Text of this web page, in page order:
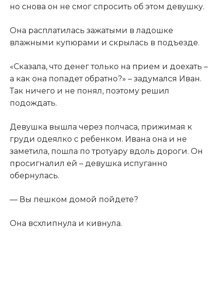
но снова он не смог спросить об этом девушку.​
​Она расплатилась зажатыми в ладошке
влажными купюрами и скрылась в подъезде.​
​«Сказала, что денег только на прием и доехать –
а как она попадет обратно?» – задумался Иван.
Так ничего и не понял, поэтому решил
подождать.​
​Девушка вышла через полчаса, прижимая к
груди одеялко с ребенком. Ивана она и не
заметила, пошла по тротуару вдоль дороги. Он
просигналил ей – девушка испуганно
обернулась.​
​— Вы пешком домой пойдете?​
​Она всхлипнула и кивнула.​